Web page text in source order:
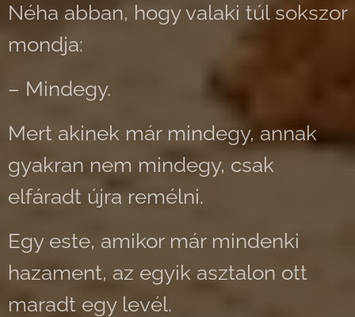
Néha abban, hogy valaki túl sokszor
mondja:
– Mindegy.
Mert akinek már mindegy, annak
gyakran nem mindegy, csak
elfáradt újra remélni.
Egy este, amikor már mindenki
hazament, az egyik asztalon ott
maradt egy levél.